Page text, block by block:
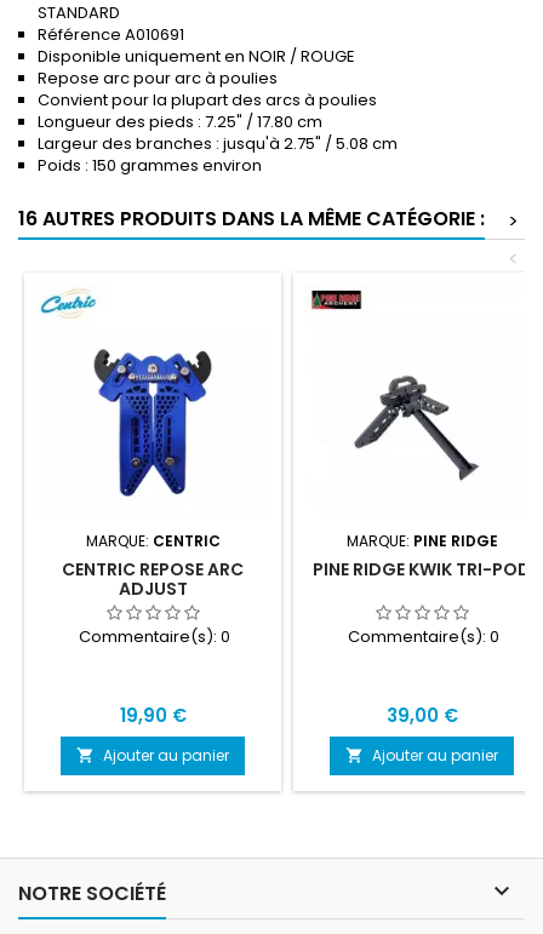
STANDARD
Référence A010691
Disponible uniquement en NOIR / ROUGE
Repose arc pour arc à poulies
Convient pour la plupart des arcs à poulies
Longueur des pieds : 7.25" / 17.80 cm
Largeur des branches : jusqu'à 2.75" / 5.08 cm
Poids : 150 grammes environ
16 AUTRES PRODUITS DANS LA MÊME CATÉGORIE :
>
<
MARQUE: CENTRIC
CENTRIC REPOSE ARC
ADJUST
Commentaire(s): 0
Prix
19,90 €
 Ajouter au panier
MARQUE: PINE RIDGE
PINE RIDGE KWIK TRI-POD
Commentaire(s): 0
Prix
39,00 €
 Ajouter au panier
NOTRE SOCIÉTÉ 